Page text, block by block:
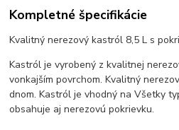
Kompletné špecifikácie
Kvalitný nerezový kastról 8,5 L s
Kastról je vyrobený z kvalitnej
vonkajším povrchom. Kvalitný
dnom. Kastról je vhodný na Všetky
obsahuje aj nerezovú pokrievku.